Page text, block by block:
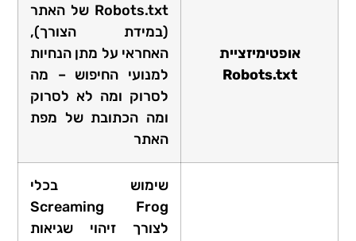
אופטימיזציית
Robots.txt
Robots.txt של האתר
(במידת הצורך),
האחראי על מתן הנחיות
למנועי החיפוש – מה
לסרוק ומה לא לסרוק
ומה הכתובת של מפת
האתר
שימוש בכלי
Screaming Frog
לצורך זיהוי שגיאות